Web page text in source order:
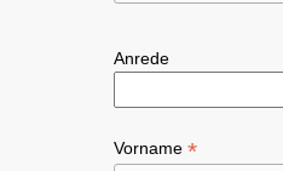
Anrede
Vorname *